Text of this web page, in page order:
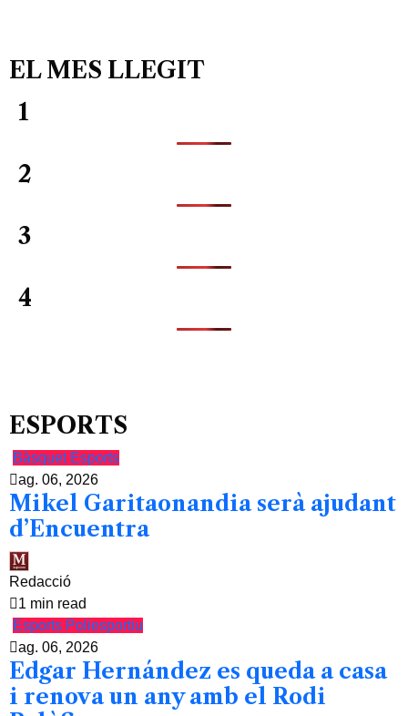
EL MES LLEGIT
1
2
3
4
ESPORTS
Bàsquet Esports
ag. 06, 2026
Mikel Garitaonandia serà ajudant
d’Encuentra
Redacció
1 min read
Esports Poliesportiu
ag. 06, 2026
Edgar Hernández es queda a casa
i renova un any amb el Rodi